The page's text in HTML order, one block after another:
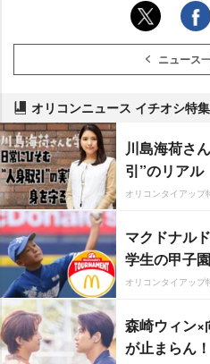
ニュース
オリコンニュース イチオシ特集
川島海荷さ
引”のリアル
オリコンタイアップ
マクドナル
学生の甲子園
オリコンタイアップ
森崎ウィン×
が止まらん！